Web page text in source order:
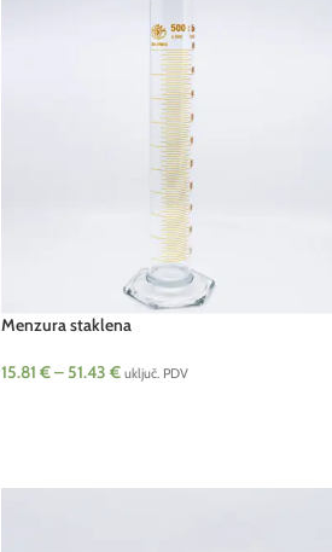
Menzura staklena
15.81 €– 51.43 € uključ. PDV